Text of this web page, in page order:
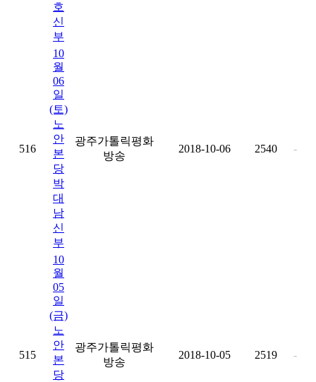
호
신
부
516
10
월
06
일
(토)
노
안
본
당
박
대
남
신
부
광주가톨릭평화
방송
2018-10-06 2540 -
515
10
월
05
일
(금)
노
안
본
당
광주가톨릭평화
방송
2018-10-05 2519 -